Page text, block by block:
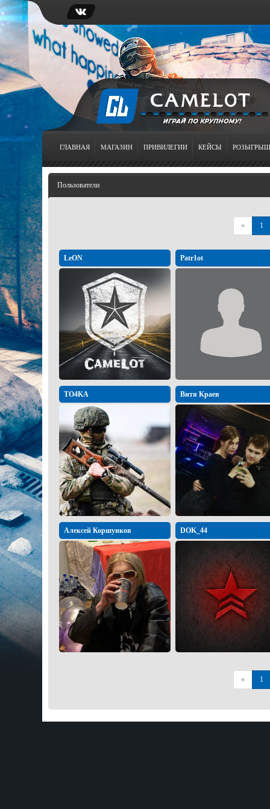
ГЛАВНАЯ МАГАЗИН ПРИВИЛЕГИИ КЕЙСЫ РОЗЫГРЫШ
Пользователи
«Назад1
LeON Patr1ot
TO4KA Витя Краев
Алексей Коршунков DOK_44
«Назад1